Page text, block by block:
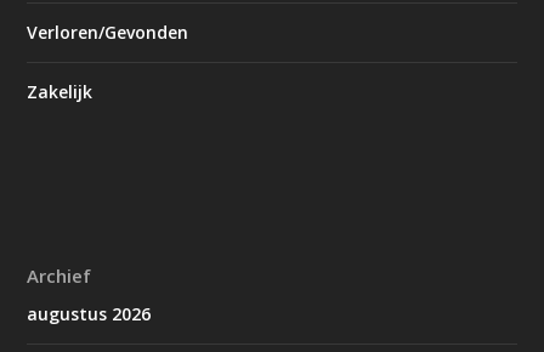
Verloren/Gevonden
Zakelijk
Archief
augustus 2026